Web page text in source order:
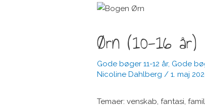
Ørn (10-16 år)
Gode bøger 11-12 år, Gode
Nicoline Dahlberg /1. maj
Temaer: venskab, fantasi,